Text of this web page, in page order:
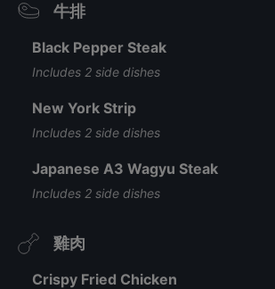
牛排
Black Pepper Steak
Includes 2 side dishes
New York Strip
Includes 2 side dishes
Japanese A3 Wagyu Steak
Includes 2 side dishes
雞肉
Crispy Fried Chicken